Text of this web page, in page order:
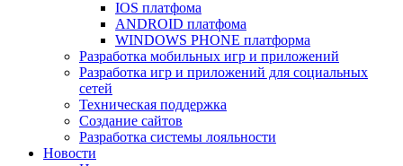
IOS платфома
ANDROID платфома
WINDOWS PHONE платформа
Разработка мобильных игр и приложений
Разработка игр и приложений для социальных
сетей
Техническая поддержка
Создание сайтов
Разработка системы лояльности
Новости